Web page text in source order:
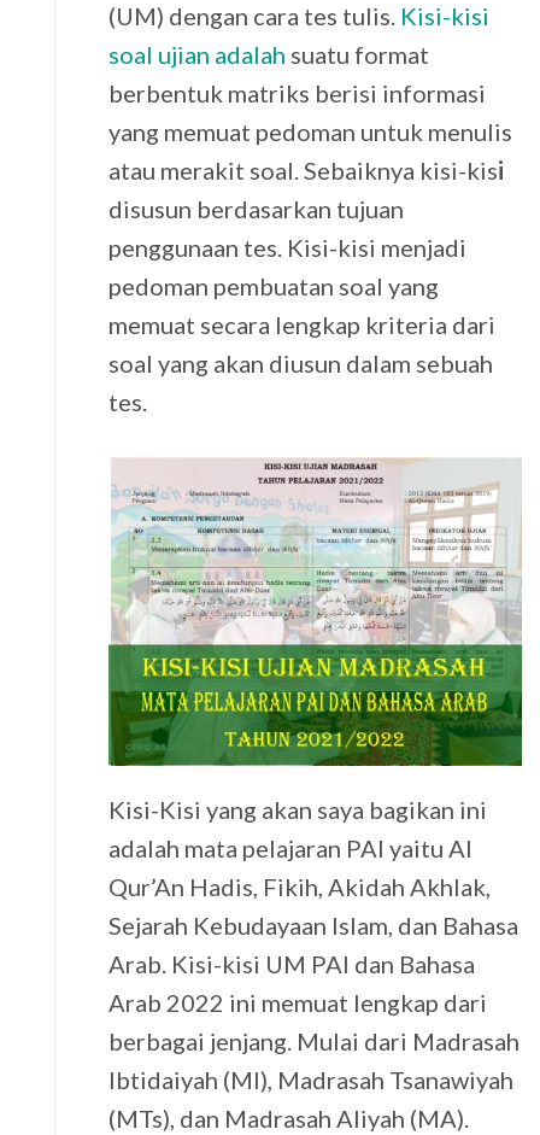
(UM) dengan cara tes tulis. Kisi-kisi
soal ujian adalah suatu format
berbentuk matriks berisi informasi
yang memuat pedoman untuk menulis
atau merakit soal. Sebaiknya kisi-kisi
disusun berdasarkan tujuan
penggunaan tes. Kisi-kisi menjadi
pedoman pembuatan soal yang
memuat secara lengkap kriteria dari
soal yang akan diusun dalam sebuah
tes.
Kisi-Kisi yang akan saya bagikan ini
adalah mata pelajaran PAI yaitu Al
Qur’An Hadis, Fikih, Akidah Akhlak,
Sejarah Kebudayaan Islam, dan Bahasa
Arab. Kisi-kisi UM PAI dan Bahasa
Arab 2022 ini memuat lengkap dari
berbagai jenjang. Mulai dari Madrasah
Ibtidaiyah (MI), Madrasah Tsanawiyah
(MTs), dan Madrasah Aliyah (MA).